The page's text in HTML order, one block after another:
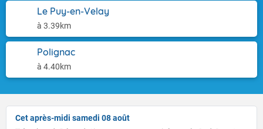
Le Puy-en-Velay
à 3.39km
Polignac
à 4.40km
Cet après-midi samedi 08 août